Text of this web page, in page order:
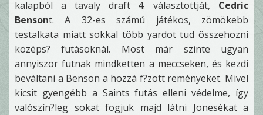
kalapból a tavaly draft 4. választottját, Cedric
Bensont. A 32-es számú játékos, zömökebb
testalkata miatt sokkal több yardot tud összehozni
középs? futásoknál. Most már szinte ugyan
annyiszor futnak mindketten a meccseken, és kezdi
beváltani a Benson a hozzá f?zött reményeket. Mivel
kicsit gyengébb a Saints futás elleni védelme, így
valószín?leg sokat fogjuk majd látni Jonesékat a